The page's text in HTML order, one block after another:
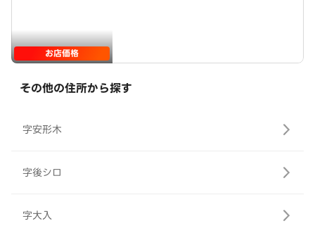
お店価格
その他の住所から探す
字安形木
字後シロ
字大入